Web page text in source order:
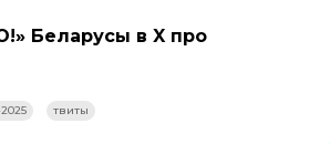
Беларусы в X про
твиты